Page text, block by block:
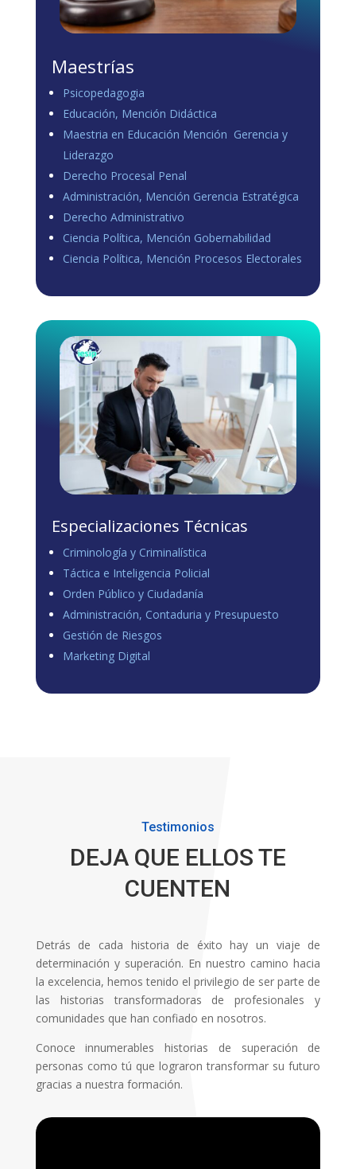
Maestrías
Psicopedagogia
Educación, Mención Didáctica
Maestria en Educación Mención Gerencia y
Liderazgo
Derecho Procesal Penal
Administración, Mención Gerencia Estratégica
Derecho Administrativo
Ciencia Política, Mención Gobernabilidad
Ciencia Política, Mención Procesos Electorales
Especializaciones Técnicas
Criminología y Criminalística
Táctica e Inteligencia Policial
Orden Público y Ciudadanía
Administración, Contaduria y Presupuesto
Gestión de Riesgos
Marketing Digital
Testimonios
DEJA QUE ELLOS TE
CUENTEN
Detrás de cada historia de éxito hay un viaje de
determinación y superación. En nuestro camino hacia
la excelencia, hemos tenido el privilegio de ser parte de
las historias transformadoras de profesionales y
comunidades que han confiado en nosotros.
Conoce innumerables historias de superación de
personas como tú que lograron transformar su futuro
gracias a nuestra formación.